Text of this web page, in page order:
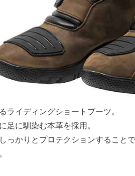
ライディングショートブーツ。
足に馴染む本革を採用。
っかりとプロテクションすること